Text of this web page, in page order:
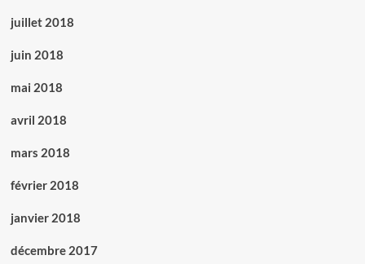
juillet 2018
juin 2018
mai 2018
avril 2018
mars 2018
février 2018
janvier 2018
décembre 2017